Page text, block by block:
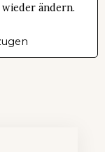
ändern.